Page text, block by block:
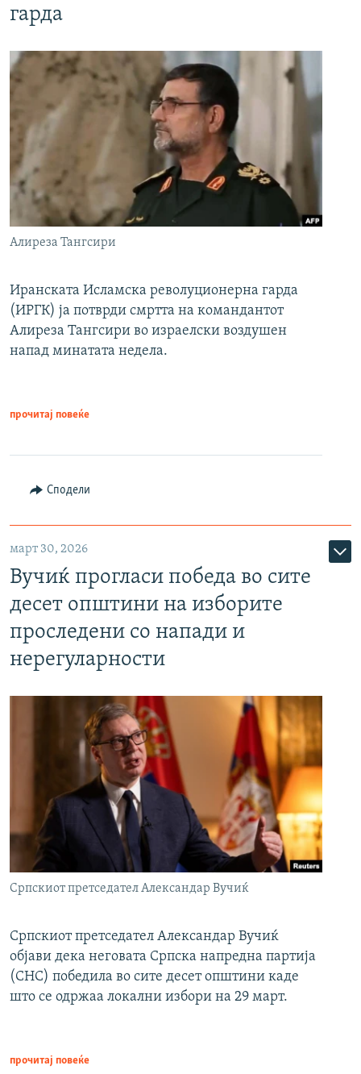
гарда
Алиреза Тангсири
Иранската Исламска револуционерна гарда
(ИРГК) ја потврди смртта на командантот
Алиреза Тангсири во израелски воздушен
напад минатата недела.
прочитај повеќе
Сподели
март 30, 2026
Вучиќ прогласи победа во сите
десет општини на изборите
проследени со напади и
нерегуларности
Српскиот претседател Александар Вучиќ
Српскиот претседател Александар Вучиќ
објави дека неговата Српска напредна партија
(СНС) победила во сите десет општини каде
што се одржаа локални избори на 29 март.
прочитај повеќе